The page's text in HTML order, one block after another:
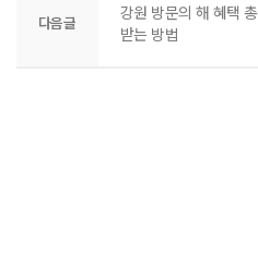
다음글
강원 방문의 해 혜택
받는 방법